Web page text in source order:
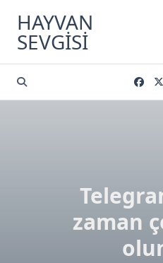
content
HAYVAN
SEVGISI
zaman